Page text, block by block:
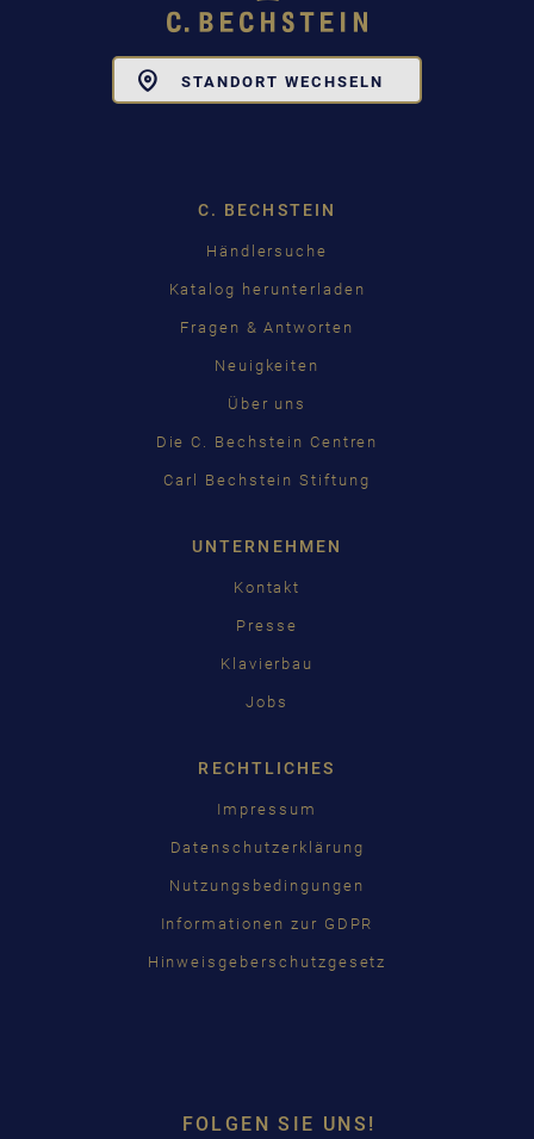
STANDORT WECHSELN
C. BECHSTEIN
Händlersuche
Katalog herunterladen
Fragen & Antworten
Neuigkeiten
Über uns
Die C. Bechstein Centren
Carl Bechstein Stiftung
UNTERNEHMEN
Kontakt
Presse
Klavierbau
Jobs
RECHTLICHES
Impressum
Datenschutzerklärung
Nutzungsbedingungen
Informationen zur GDPR
Hinweisgeberschutzgesetz
FOLGEN SIE UNS!